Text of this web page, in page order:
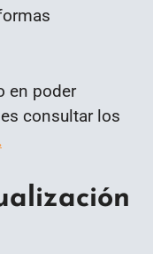
en poder
consultar los